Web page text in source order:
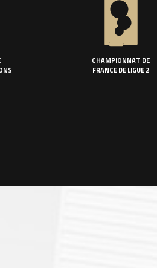
CHAMPIONNAT DE
FRANCE DE LIGUE 2